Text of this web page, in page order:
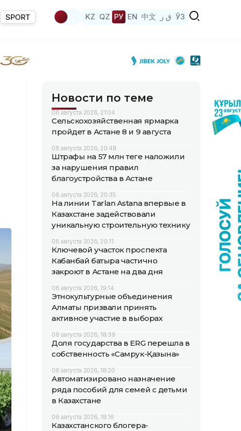
SPORT KZ QZ РУ EN 中文 ق ز ЎЗ
Новости по теме
06 августа 2026, 21:04
Сельскохозяйственная ярмарка
пройдет в Астане 8 и 9 августа
06 августа 2026, 20:48
Штрафы на 57 млн теңге наложили
за нарушения правил
благоустройства в Астане
06 августа 2026, 20:35
На линии Tarlan Astana впервые в
Казахстане задействовали
уникальную строительную технику
06 августа 2026, 20:11
Ключевой участок проспекта
Кабанбай батыра частично
закроют в Астане на два дня
06 августа 2026, 19:14
Этнокультурные объединения
Алматы призвали принять
активное участие в выборах
06 августа 2026, 18:39
Доля государства в ERG перешла в
собственность «Самрук-Қазына»
06 августа 2026, 18:20
Автоматизировано назначение
ряда пособий для семей с детьми
в Казахстане
06 августа 2026, 18:16
Казахстанского блогера-